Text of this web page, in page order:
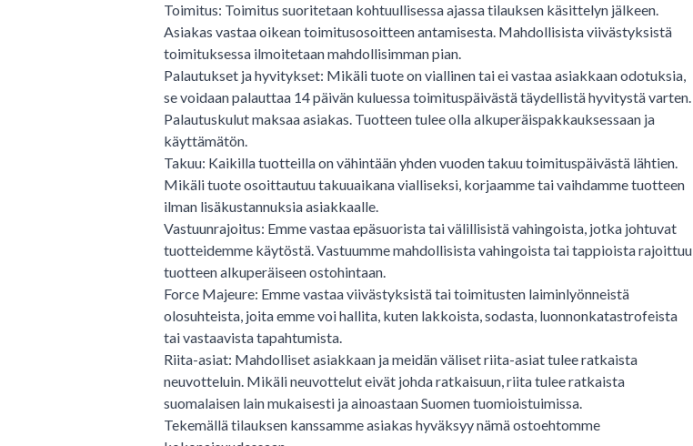
Toimitus: Toimitus suoritetaan kohtuullisessa ajassa tilauksen käsittelyn jälkeen.
Asiakas vastaa oikean toimitusosoitteen antamisesta. Mahdollisista viivästyksistä
toimituksessa ilmoitetaan mahdollisimman pian.
Palautukset ja hyvitykset: Mikäli tuote on viallinen tai ei vastaa asiakkaan odotuksia,
se voidaan palauttaa 14 päivän kuluessa toimituspäivästä täydellistä hyvitystä varten.
Palautuskulut maksaa asiakas. Tuotteen tulee olla alkuperäispakkauksessaan ja
käyttämätön.
Takuu: Kaikilla tuotteilla on vähintään yhden vuoden takuu toimituspäivästä lähtien.
Mikäli tuote osoittautuu takuuaikana vialliseksi, korjaamme tai vaihdamme tuotteen
ilman lisäkustannuksia asiakkaalle.
Vastuunrajoitus: Emme vastaa epäsuorista tai välillisistä vahingoista, jotka johtuvat
tuotteidemme käytöstä. Vastuumme mahdollisista vahingoista tai tappioista rajoittuu
tuotteen alkuperäiseen ostohintaan.
Force Majeure: Emme vastaa viivästyksistä tai toimitusten laiminlyönneistä
olosuhteista, joita emme voi hallita, kuten lakkoista, sodasta, luonnonkatastrofeista
tai vastaavista tapahtumista.
Riita-asiat: Mahdolliset asiakkaan ja meidän väliset riita-asiat tulee ratkaista
neuvotteluin. Mikäli neuvottelut eivät johda ratkaisuun, riita tulee ratkaista
suomalaisen lain mukaisesti ja ainoastaan Suomen tuomioistuimissa.
Tekemällä tilauksen kanssamme asiakas hyväksyy nämä ostoehtomme